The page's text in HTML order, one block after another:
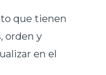
que tienen
orden y
en el